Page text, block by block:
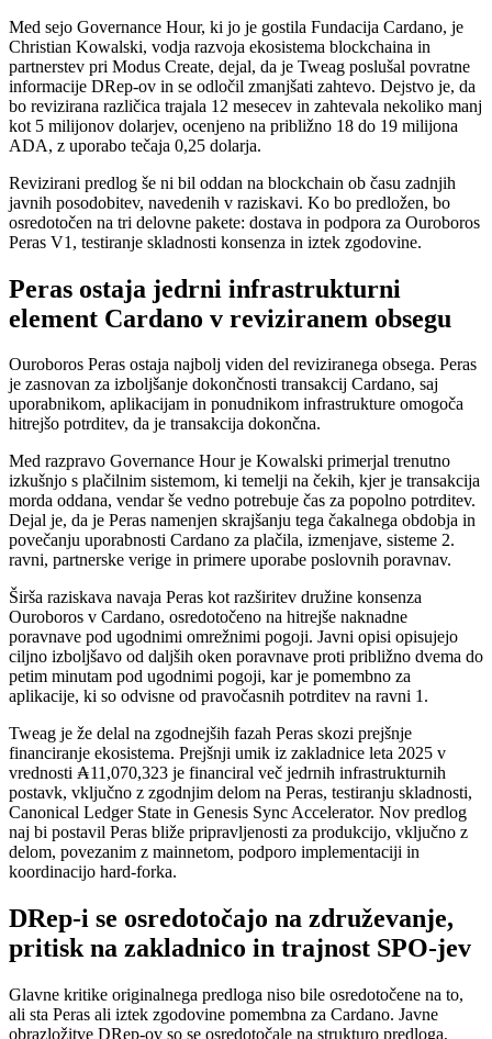
Med sejo Governance Hour, ki jo je gostila Fundacija Cardano, je
Christian Kowalski, vodja razvoja ekosistema blockchaina in
partnerstev pri Modus Create, dejal, da je Tweag poslušal povratne
informacije DRep-ov in se odločil zmanjšati zahtevo. Dejstvo je, da
bo revizirana različica trajala 12 mesecev in zahtevala nekoliko manj
kot 5 milijonov dolarjev, ocenjeno na približno 18 do 19 milijona
ADA, z uporabo tečaja 0,25 dolarja.
Revizirani predlog še ni bil oddan na blockchain ob času zadnjih
javnih posodobitev, navedenih v raziskavi. Ko bo predložen, bo
osredotočen na tri delovne pakete: dostava in podpora za Ouroboros
Peras V1, testiranje skladnosti konsenza in iztek zgodovine.
Peras ostaja jedrni infrastrukturni
element Cardano v reviziranem obsegu
Ouroboros Peras ostaja najbolj viden del reviziranega obsega. Peras
je zasnovan za izboljšanje dokončnosti transakcij Cardano, saj
uporabnikom, aplikacijam in ponudnikom infrastrukture omogoča
hitrejšo potrditev, da je transakcija dokončna.
Med razpravo Governance Hour je Kowalski primerjal trenutno
izkušnjo s plačilnim sistemom, ki temelji na čekih, kjer je transakcija
morda oddana, vendar še vedno potrebuje čas za popolno potrditev.
Dejal je, da je Peras namenjen skrajšanju tega čakalnega obdobja in
povečanju uporabnosti Cardano za plačila, izmenjave, sisteme 2.
ravni, partnerske verige in primere uporabe poslovnih poravnav.
Širša raziskava navaja Peras kot razširitev družine konsenza
Ouroboros v Cardano, osredotočeno na hitrejše naknadne
poravnave pod ugodnimi omrežnimi pogoji. Javni opisi opisujejo
ciljno izboljšavo od daljših oken poravnave proti približno dvema do
petim minutam pod ugodnimi pogoji, kar je pomembno za
aplikacije, ki so odvisne od pravočasnih potrditev na ravni 1.
Tweag je že delal na zgodnejših fazah Peras skozi prejšnje
financiranje ekosistema. Prejšnji umik iz zakladnice leta 2025 v
vrednosti ₳11,070,323 je financiral več jedrnih infrastrukturnih
postavk, vključno z zgodnjim delom na Peras, testiranju skladnosti,
Canonical Ledger State in Genesis Sync Accelerator. Nov predlog
naj bi postavil Peras bliže pripravljenosti za produkcijo, vključno z
delom, povezanim z mainnetom, podporo implementaciji in
koordinacijo hard-forka.
DRep-i se osredotočajo na združevanje,
pritisk na zakladnico in trajnost SPO-jev
Glavne kritike originalnega predloga niso bile osredotočene na to,
ali sta Peras ali iztek zgodovine pomembna za Cardano. Javne
obrazložitve DRep-ov so se osredotočale na strukturo predloga,